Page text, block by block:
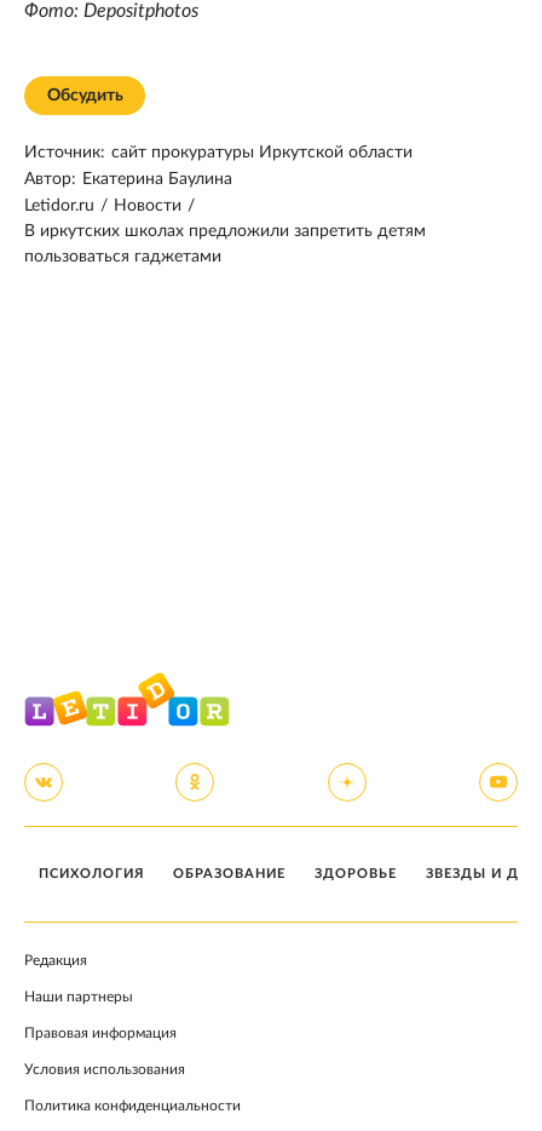
Фото: Depositphotos
Обсудить
Источник: сайт прокуратуры Иркутской области
Автор: Екатерина Баулина
Letidor.ru / Новости /
В иркутских школах предложили запретить детям
пользоваться гаджетами
ПСИХОЛОГИЯ ОБРАЗОВАНИЕ ЗДОРОВЬЕ ЗВЕЗДЫ И
Редакция
Наши партнеры
Правовая информация
Условия использования
Политика конфиденциальности